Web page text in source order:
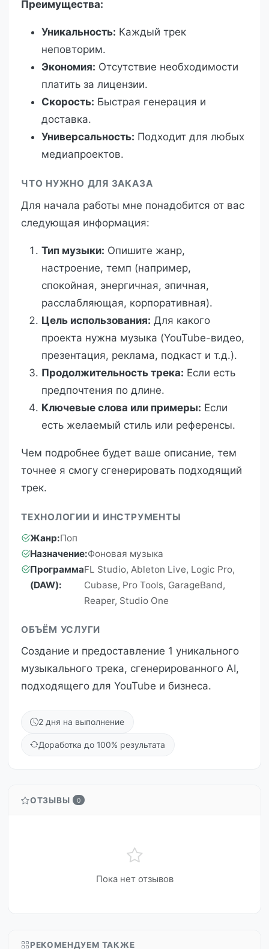
Преимущества:
Уникальность: Каждый трек
неповторим.
Экономия: Отсутствие необходимости
платить за лицензии.
Скорость: Быстрая генерация и
доставка.
Универсальность: Подходит для любых
медиапроектов.
ЧТО НУЖНО ДЛЯ ЗАКАЗА
Для начала работы мне понадобится от вас
следующая информация:
Тип музыки: Опишите жанр,
настроение, темп (например,
спокойная, энергичная, эпичная,
расслабляющая, корпоративная).
Цель использования: Для какого
проекта нужна музыка (YouTube-видео,
презентация, реклама, подкаст и т.д.).
Продолжительность трека: Если есть
предпочтения по длине.
Ключевые слова или примеры: Если
есть желаемый стиль или референсы.
Чем подробнее будет ваше описание, тем
точнее я смогу сгенерировать подходящий
трек.
ТЕХНОЛОГИИ И ИНСТРУМЕНТЫ
Жанр:Поп
Назначение:Фоновая музыка
Программа
(DAW):
FL Studio, Ableton Live, Logic Pro,
Cubase, Pro Tools, GarageBand,
Reaper, Studio One
ОБЪЁМ УСЛУГИ
Создание и предоставление 1 уникального
музыкального трека, сгенерированного AI,
подходящего для YouTube и бизнеса.
2 дня на выполнение
Доработка до 100% результата
ОТЗЫВЫ 0
Пока нет отзывов
РЕКОМЕНДУЕМ ТАКЖЕ